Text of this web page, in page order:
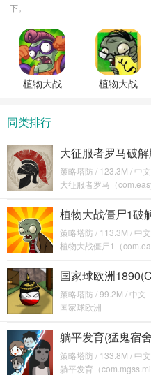
下。
植物大战
Heroes)官
植物大战
同类排行
大征服者罗马破
2024v2.6.0
策略塔防 / 123.3M / 中文
大征服者罗马（
植物大战僵尸1破
策略塔防 / 113.3M / 中文
植物大战僵尸1（
国家球欧洲
1890)内购破解版
策略塔防 / 99.2M / 中文
国家球欧洲
躺平发育(猛鬼宿
v2.5.13
策略塔防 / 133.8M / 中文
躺平发育（